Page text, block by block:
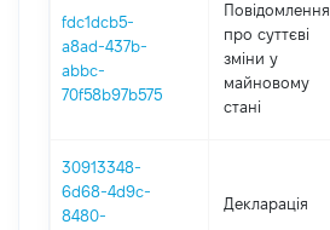
fdc1dcb5-
a8ad-437b-
abbc-
70f58b97b575
Повідомлення
про суттєві
зміни y
майновому
стані
30913348-
6d68-4d9c-
8480-
Декларація